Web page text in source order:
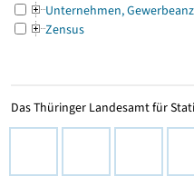
Unternehmen,
Zensus
Das Thüringer Landesamt für